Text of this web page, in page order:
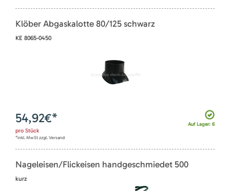
Klöber Abgaskalotte 80/125 schwarz
KE 8065-0450
Auf Lager: 6
54,92€*
pro Stück
*inkl. MwSt zzgl. Versand
Nageleisen/Flickeisen handgeschmiedet 500
kurz